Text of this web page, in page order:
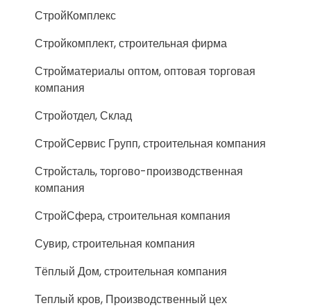
СтройКомплекс
Стройкомплект, строительная фирма
Стройматериалы оптом, оптовая торговая
компания
Стройотдел, Склад
СтройСервис Групп, строительная компания
Стройсталь, торгово-производственная
компания
СтройСфера, строительная компания
Сувир, строительная компания
Тёплый Дом, строительная компания
Теплый кров, Производственный цех